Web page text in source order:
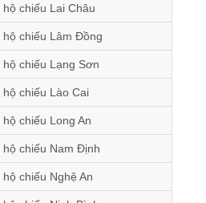
chiếu Lai Châu
chiếu Lâm Đồng
chiếu Lạng Sơn
chiếu Lào Cai
chiếu Long An
chiếu Nam Định
chiếu Nghệ An